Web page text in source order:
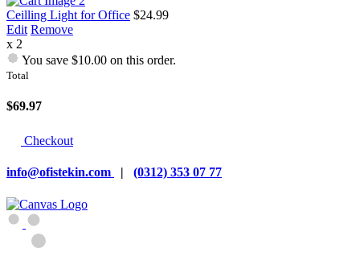
Ceilling Light for Office $24.99
Edit Remove
x 2
You save $10.00 on this order.
Total
$69.97
Checkout
info@ofistekin.com | (0312) 353 07 77